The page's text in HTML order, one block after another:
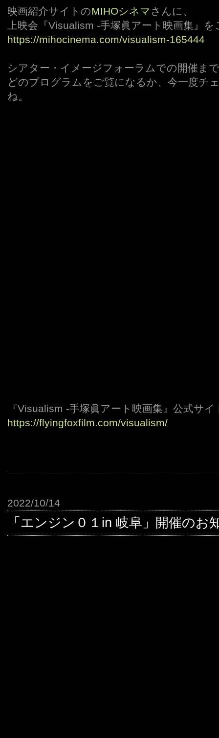
映画紹介サイトのMIHOシネマ さんに、
上映会『Visualism -手塚眞アート映画集』
https://mihocinema.com/visualism-165444
シアター・イメージフォーラムでの開催ま
どのプログラムをご覧になるか、今一度チ
ね。
『Visualism -手塚眞アート映画集』公式サイ
https://flyingfoxfilm.com/visualism/
2022/10/14
「エンジン０１in 岐阜」開催のお